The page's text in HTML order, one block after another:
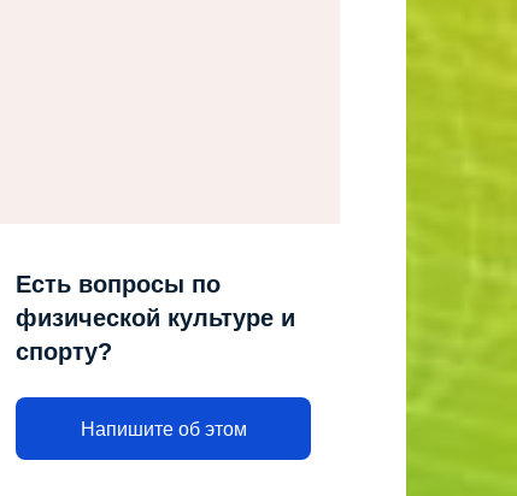
Есть вопросы по
физической культуре и
спорту?
Напишите об этом